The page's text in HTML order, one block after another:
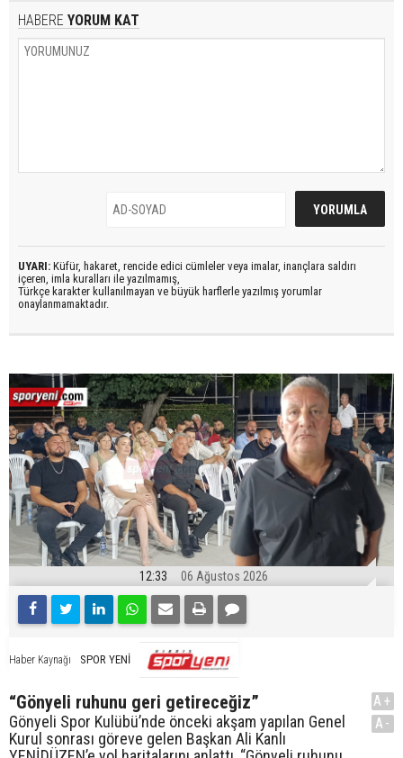
HABERE YORUM KAT
UYARI: Küfür, hakaret, rencide edici cümleler veya imalar, inançlara saldırı
içeren, imla kuralları ile yazılmamış,
Türkçe karakter kullanılmayan ve büyük harflerle yazılmış yorumlar
onaylanmamaktadır.
12:33 06 Ağustos 2026
Haber Kaynağı SPOR YENİ
“Gönyeli ruhunu geri getireceğiz”
Gönyeli Spor Kulübü’nde önceki akşam yapılan Genel
Kurul sonrası göreve gelen Başkan Ali Kanlı
A+
A-